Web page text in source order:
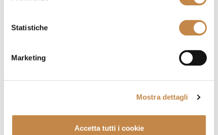
Statistiche
Marketing
Mostra dettagli
Accetta tutti i cookie